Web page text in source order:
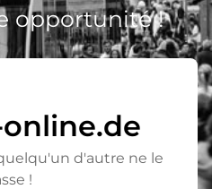
opportunité !
d'autre ne le
!